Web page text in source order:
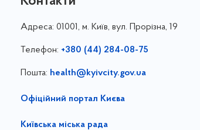
Адреса: 01001, м. Київ, вул. Прорізна, 19
Телефон: +380 (44) 284-08-75
Пошта: health@kyivcity.gov.ua
Офіційний портал Києва
Київська міська рада